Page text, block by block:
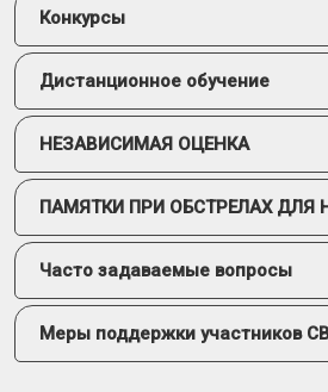
Конкурсы
Дистанционное обучение
НЕЗАВИСИМАЯ ОЦЕНКА
ПАМЯТКИ ПРИ ОБСТРЕЛАХ ДЛЯ
Часто задаваемые вопросы
Меры поддержки участников